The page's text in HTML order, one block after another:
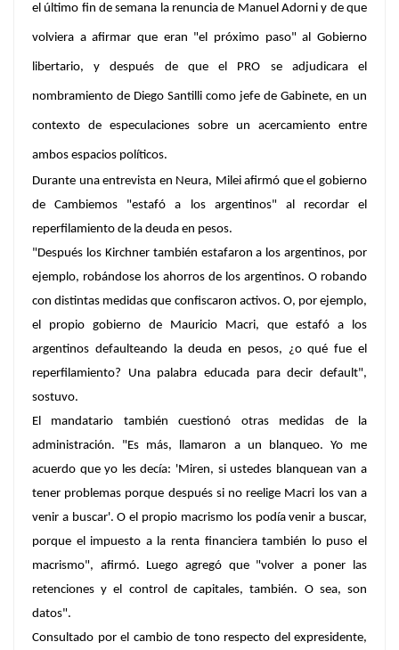
el último fin de semana la renuncia de Manuel Adorniy de que
volviera a afirmar que eran "el próximo paso" al Gobierno
libertario, y después de que el PRO se adjudicara el
nombramiento de Diego Santilli como jefe de Gabinete, en un
contexto de especulaciones sobre un acercamiento entre
ambos espacios políticos.
Durante una entrevista en Neura, Milei afirmó queel gobierno
de Cambiemos "estafó a los argentinos" al recordar el
reperfilamiento de la deuda en pesos.
"Después los Kirchner también estafaron a los argentinos, por
ejemplo, robándose los ahorros de los argentinos. O robando
con distintas medidas que confiscaron activos. O, por ejemplo,
el propio gobierno de Mauricio Macri, que estafó a los
argentinos defaulteando la deuda en pesos, ¿o qué fue el
reperfilamiento? Una palabra educada para decir default",
sostuvo.
El mandatario también cuestionó otras medidas de la
administración. "Es más, llamaron a un blanqueo. Yo me
acuerdo que yo les decía: 'Miren, si ustedes blanquean van a
tener problemas porque después si no reelige Macri los van a
venir a buscar'.O el propio macrismo los podía venir a buscar,
porque el impuesto a la renta financiera también lo puso el
macrismo", afirmó. Luego agregó que "volver a poner las
retenciones y el control de capitales, también. O sea, son
datos".
Consultado por el cambio de tono respecto del expresidente,